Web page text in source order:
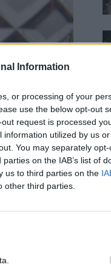
Information
or processing of your
use the below opt-out
request is processed
utilized by us
You may separately
on the IAB’s list of
us to third parties on the
other third parties.